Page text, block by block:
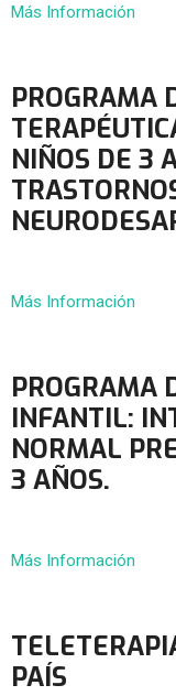
Más Información
PROGRAMA
NIÑOS DE 3
Más Información
PROGRAMA
INFANTIL:
NORMAL
3 AÑOS.
Más Información
PAÍS